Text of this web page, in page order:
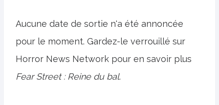
Aucune date de sortie n'a été annoncée
pour le moment. Gardez-le verrouillé sur
Horror News Network pour en savoir plus
Fear Street : Reine du bal.